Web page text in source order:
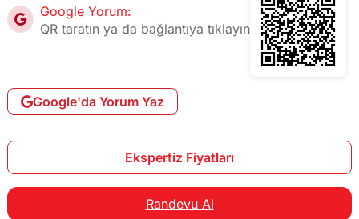
Google Yorum:
QR taratın ya da bağlantıya tıklayın
Google'da Yorum Yaz
Ekspertiz Fiyatları
Randevu Al